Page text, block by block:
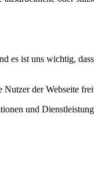
es ist uns wichtig,
Nutzer der Webseite
und